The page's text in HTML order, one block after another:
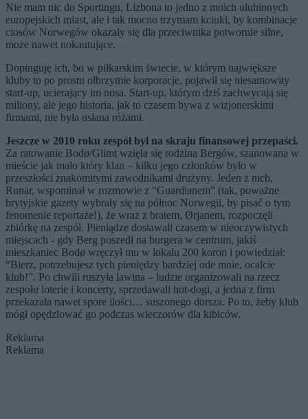
Nie mam nic do Sportingu, Lizbona to jedno z moich ulubionych
europejskich miast, ale i tak mocno trzymam kciuki, by kombinacje
ciosów Norwegów okazały się dla przeciwnika potwornie silne,
może nawet nokautujące.
Dopinguję ich, bo w piłkarskim świecie, w którym największe
kluby to po prostu olbrzymie korporacje, pojawił się niesamowity
start-up, ucierający im nosa. Start-up, którym dziś zachwycają się
miliony, ale jego historia, jak to czasem bywa z wizjonerskimi
firmami, nie była usłana różami.
Jeszcze w 2010 roku zespół był na skraju finansowej przepaści.
Za ratowanie Bodø/Glimt wzięła się rodzina Bergów, szanowana w
mieście jak mało który klan – kilku jego członków było w
przeszłości znakomitymi zawodnikami drużyny. Jeden z nich,
Runar, wspominał w rozmowie z “Guardianem” (tak, poważne
brytyjskie gazety wybrały się na północ Norwegii, by pisać o tym
fenomenie reportaże!), że wraz z bratem, Ørjanem, rozpoczęli
zbiórkę na zespół. Pieniądze dostawali czasem w nieoczywistych
miejscach - gdy Berg poszedł na burgera w centrum, jakiś
mieszkaniec Bodø wręczył mu w lokalu 200 koron i powiedział:
“Bierz, potrzebujesz tych pieniędzy bardziej ode mnie, ocalcie
klub!”. Po chwili ruszyła lawina – ludzie organizowali na rzecz
zespołu loterie i koncerty, sprzedawali hot-dogi, a jedna z firm
przekazała nawet spore ilości… suszonego dorsza. Po to, żeby klub
mógł opędzlować go podczas wieczorów dla kibiców.
Reklama
Reklama